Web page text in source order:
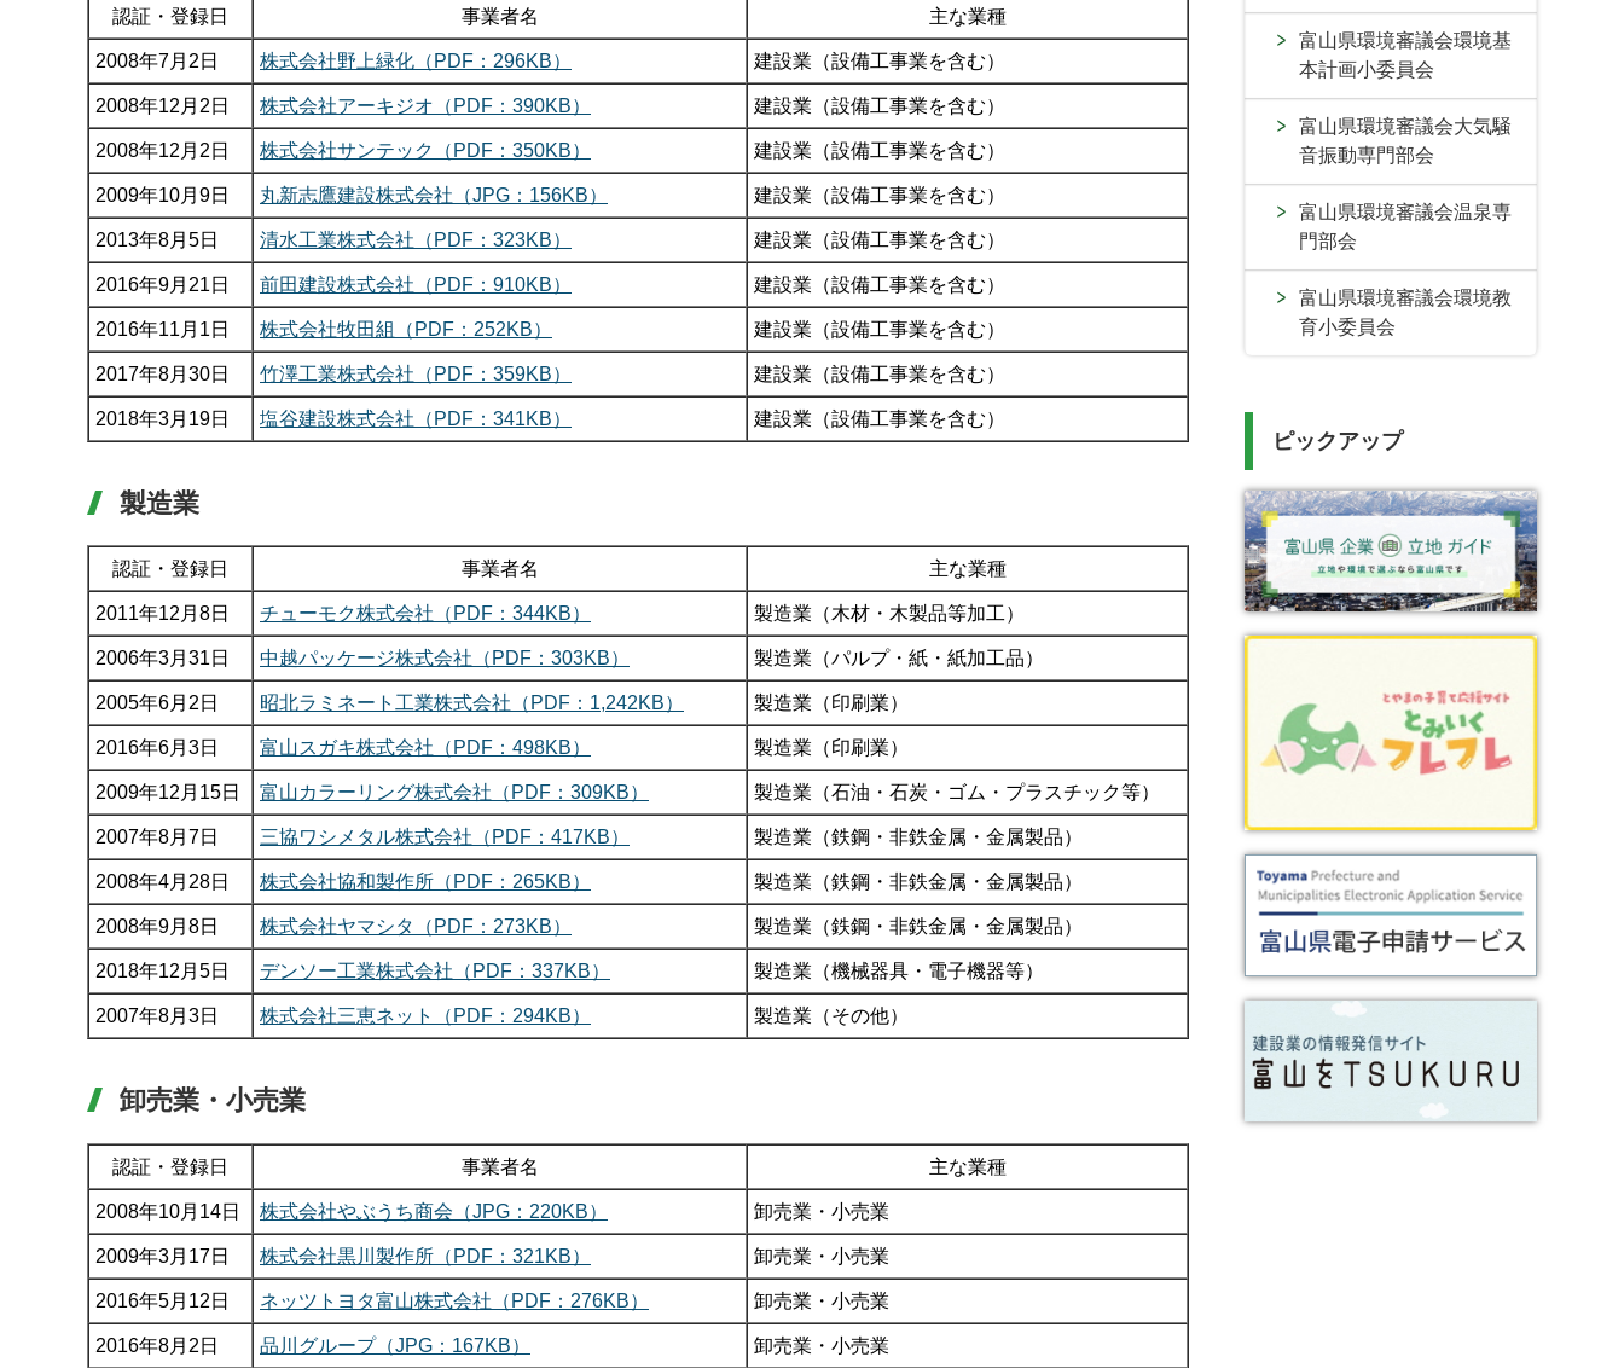
認証・登録日 事業者名 主な業種
2008年7月2日 株式会社野上緑化（PDF：296KB） 建設業（設備工事業を含む）
2008年12月2日 株式会社アーキジオ（PDF：390KB） 建設業（設備工事業を含む）
2008年12月2日 株式会社サンテック（PDF：350KB） 建設業（設備工事業を含む）
2009年10月9日 丸新志鷹建設株式会社（JPG：156KB） 建設業（設備工事業を含む）
2013年8月5日 清水工業株式会社（PDF：323KB） 建設業（設備工事業を含む）
2016年9月21日 前田建設株式会社（PDF：910KB） 建設業（設備工事業を含む）
2016年11月1日 株式会社牧田組（PDF：252KB） 建設業（設備工事業を含む）
2017年8月30日 竹澤工業株式会社（PDF：359KB） 建設業（設備工事業を含む）
2018年3月19日 塩谷建設株式会社（PDF：341KB） 建設業（設備工事業を含む）
製造業
認証・登録日 事業者名 主な業種
2011年12月8日 チューモク株式会社（PDF：344KB） 製造業（木材・木製品等加工）
2006年3月31日 中越パッケージ株式会社（PDF：303KB） 製造業（パルプ・紙・紙加工品）
2005年6月2日 昭北ラミネート工業株式会社（PDF：1,242KB） 製造業（印刷業）
2016年6月3日 富山スガキ株式会社（PDF：498KB） 製造業（印刷業）
2009年12月15日 富山カラーリング株式会社（PDF：309KB） 製造業（石油・石炭・ゴム・プラスチック等）
2007年8月7日 三協ワシメタル株式会社（PDF：417KB） 製造業（鉄鋼・非鉄金属・金属製品）
2008年4月28日 株式会社協和製作所（PDF：265KB） 製造業（鉄鋼・非鉄金属・金属製品）
2008年9月8日 株式会社ヤマシタ（PDF：273KB） 製造業（鉄鋼・非鉄金属・金属製品）
2018年12月5日 デンソー工業株式会社（PDF：337KB） 製造業（機械器具・電子機器等）
2007年8月3日 株式会社三恵ネット（PDF：294KB） 製造業（その他）
卸売業・小売業
認証・登録日 事業者名 主な業種
2008年10月14日 株式会社やぶうち商会（JPG：220KB） 卸売業・小売業
2009年3月17日 株式会社黒川製作所（PDF：321KB） 卸売業・小売業
2016年5月12日 ネッツトヨタ富山株式会社（PDF：276KB） 卸売業・小売業
2016年8月2日 品川グループ（JPG：167KB） 卸売業・小売業
富山県環境審議会環境基
本計画小委員会
富山県環境審議会大気騒
音振動専門部会
富山県環境審議会温泉専
門部会
富山県環境審議会環境教
育小委員会
ピックアップ